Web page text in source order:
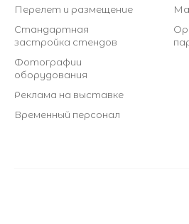
Перелет и размещение
Стандартная
застройка стендов
Фотографии
оборудования
Реклама на выставке
Временный персонал